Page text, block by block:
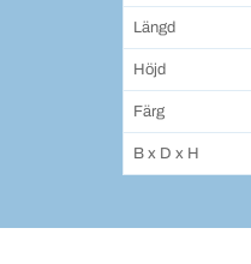
Längd
Höjd
Färg
B x D x H